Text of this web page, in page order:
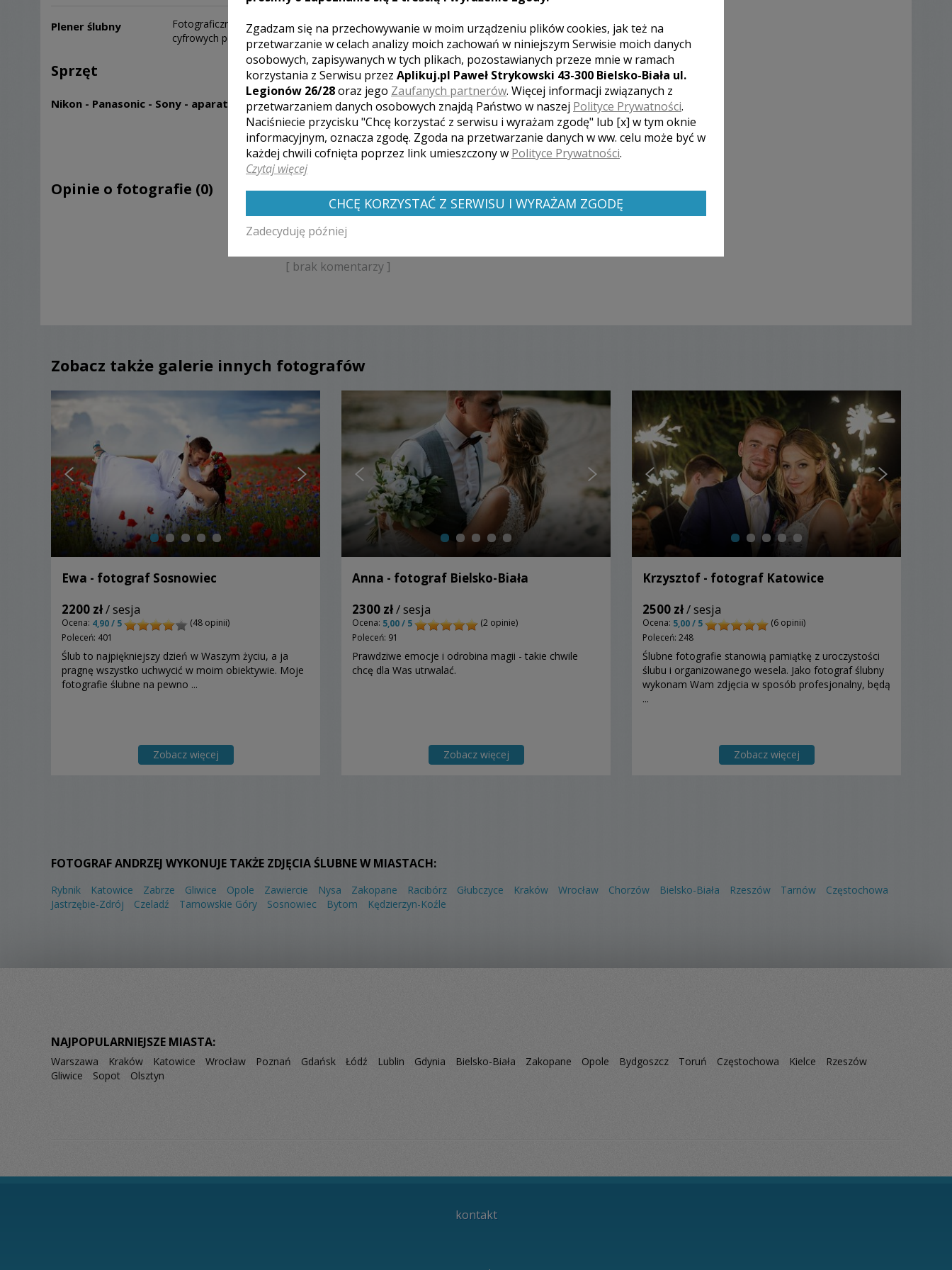
Plener ślubny
Fotograficzny plener ślubny w innym terminie. Dostajecie 50-100 zdjęć
cyfrowych pełnej jakości na pen-drive.
1000 zł
Sprzęt
Nikon - Panasonic - Sony - aparaty - obiektywy - lampy - osprzet.
Opinie o fotografie (0)
[ brak komentarzy ]
Zobacz także galerie innych fotografów
Ewa - fotograf Sosnowiec
2200 zł/ sesja
Ocena: 4,90 / 5
(48 opinii)
Poleceń: 401
Ślub to najpiękniejszy dzień w Waszym życiu, a ja
pragnę wszystko uchwycić w moim obiektywie. Moje
fotografie ślubne na pewno ...
Zobacz więcej
Anna - fotograf Bielsko-Biała
2300 zł/ sesja
Ocena: 5,00 / 5
(2 opinie)
Poleceń: 91
Prawdziwe emocje i odrobina magii - takie chwile
chcę dla Was utrwalać.
Zobacz więcej
Krzysztof - fotograf Katowice
2500 zł/ sesja
Ocena: 5,00 / 5
(6 opinii)
Poleceń: 248
Ślubne fotografie stanowią pamiątkę z uroczystości
ślubu i organizowanego wesela. Jako fotograf ślubny
wykonam Wam zdjęcia w sposób profesjonalny, będą
...
Zobacz więcej
FOTOGRAF ANDRZEJ WYKONUJE TAKŻE ZDJĘCIA ŚLUBNE W MIASTACH:
Rybnik Katowice Zabrze Gliwice Opole Zawiercie Nysa Zakopane Racibórz Głubczyce Kraków Wrocław Chorzów Bielsko-Biała Rzeszów Tarnów
Częstochowa
Jastrzębie-Zdrój
Czeladź Tarnowskie Góry Sosnowiec Bytom Kędzierzyn-Koźle
NAJPOPULARNIEJSZE MIASTA:
Warszawa Kraków Katowice Wrocław Poznań Gdańsk Łódź Lublin Gdynia Bielsko-Biała Zakopane Opole Bydgoszcz Toruń Częstochowa Kielce
Rzeszów
Gliwice
Sopot Olsztyn
kontakt
Zgadzam się na przechowywanie w moim urządzeniu plików cookies, jak też na
przetwarzanie w celach analizy moich zachowań w niniejszym Serwisie moich danych
osobowych, zapisywanych w tych plikach, pozostawianych przeze mnie w ramach
korzystania z Serwisu przez Aplikuj.pl Paweł Strykowski 43-300 Bielsko-Biała ul.
Legionów 26/28oraz jego Zaufanych partnerów. Więcej informacji związanych z
przetwarzaniem danych osobowych znajdą Państwo w naszej Polityce Prywatności.
Naciśniecie przycisku "Chcę korzystać z serwisu i wyrażam zgodę" lub [x] w tym oknie
informacyjnym, oznacza zgodę. Zgoda na przetwarzanie danych w ww. celu może być w
każdej chwili cofnięta poprzez link umieszczony w Polityce Prywatności.
Czytaj więcej
CHCĘ KORZYSTAĆ Z SERWISU I WYRAŻAM ZGODĘ
Zadecyduję później